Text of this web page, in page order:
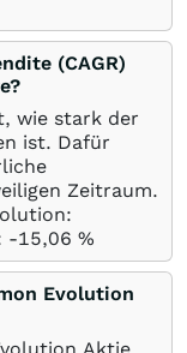
(CAGR)
wie stark der
ist. Dafür
Zeitraum.
-15,06 %
Evolution
Aktie